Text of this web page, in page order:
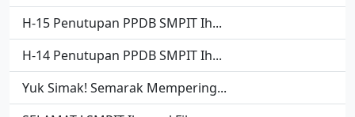
H-15 Penutupan PPDB SMPIT Ih...
H-14 Penutupan PPDB SMPIT Ih...
Yuk Simak! Semarak Mempering...